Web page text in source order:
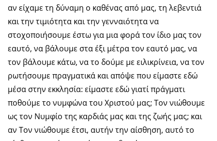
αν είχαμε τη δύναμη ο καθένας από μας, τη λεβεντιά
και την τιμιότητα και την γενναιότητα να
στοχοποιήσουμε έστω για μια φορά τον ίδιο μας τον
εαυτό, να βάλουμε στα έξι μέτρα τον εαυτό μας, να
τον βάλουμε κάτω, να το δούμε με ειλικρίνεια, να τον
ρωτήσουμε πραγματικά και απόψε που είμαστε εδώ
μέσα στην εκκλησία: είμαστε εδώ γιατί πράγματι
ποθούμε το νυμφώνα του Χριστού μας; Τον νιώθουμε
ως τον Νυμφίο της καρδιάς μας και της ζωής μας; και
αν Τον νιώθουμε έτσι, αυτήν την αίσθηση, αυτό το